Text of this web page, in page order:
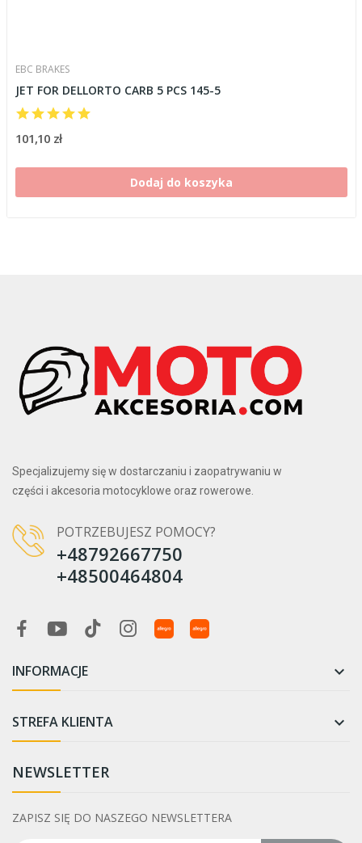
EBC BRAKES
JET FOR DELLORTO CARB 5 PCS 145-5
101,10 zł
Dodaj do koszyka
Specjalizujemy się w dostarczaniu i zaopatrywaniu w
części i akcesoria motocyklowe oraz rowerowe.
POTRZEBUJESZ POMOCY?
+48792667750
+48500464804
INFORMACJE 
STREFA KLIENTA 
NEWSLETTER
ZAPISZ SIĘ DO NASZEGO NEWSLETTERA